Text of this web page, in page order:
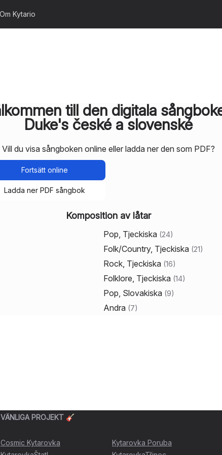
Om Kytario
till den digitala
Duke's české a slovenské
Vill du visa sångboken online eller ladda ner den som PDF?
Fortsätt online
Ladda ner PDF sångbok
Komposition av låtar
Pop, Tjeckiska (24)
Folk/Country, Tjeckiska (21)
Rock, Tjeckiska (16)
Folklore, Tjeckiska (14)
Pop, Slovakiska (9)
Andra (7)
VÄNLIGA PROJEKT 🎸
Cosmic Kytarovka
Kytarovka Poruba